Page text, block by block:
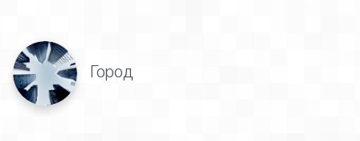
Город